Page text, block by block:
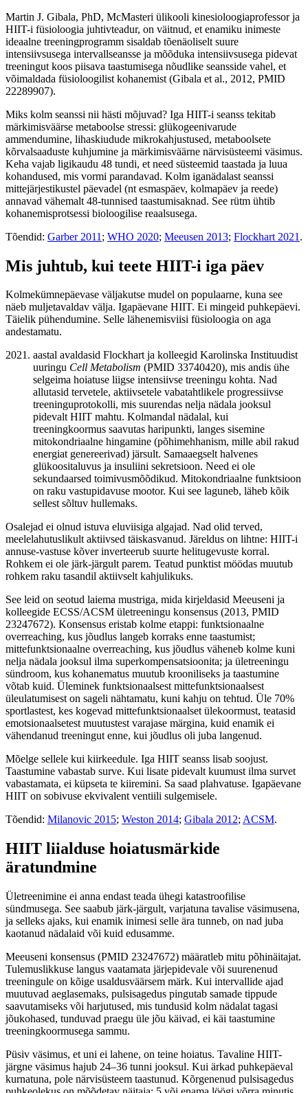
Martin J. Gibala, PhD, McMasteri ülikooli kinesioloogiaprofessor ja
HIIT-i füsioloogia juhtivteadur, on väitnud, et enamiku inimeste
ideaalne treeningprogramm sisaldab tõenäoliselt suure
intensiivsusega intervallseansse ja mõõduka intensiivsusega pidevat
treeningut koos piisava taastumisega nõudlike seansside vahel, et
võimaldada füsioloogilist kohanemist (Gibala et al., 2012, PMID
22289907).
Miks kolm seanssi nii hästi mõjuvad? Iga HIIT-i seanss tekitab
märkimisväärse metaboolse stressi: glükogeenivarude
ammendumine, lihaskiudude mikrokahjustused, metaboolsete
kõrvalsaaduste kuhjumine ja märkimisväärne närvisüsteemi väsimus.
Keha vajab ligikaudu 48 tundi, et need süsteemid taastada ja luua
kohandused, mis vormi parandavad. Kolm iganädalast seanssi
mittejärjestikustel päevadel (nt esmaspäev, kolmapäev ja reede)
annavad vähemalt 48-tunnised taastumisaknad. See rütm ühtib
kohanemisprotsessi bioloogilise reaalsusega.
Tõendid: Garber 2011 ; WHO 2020; Meeusen 2013; Flockhart 2021 .
Mis juhtub, kui teete HIIT-i iga päev
Kolmekümnepäevase väljakutse mudel on populaarne, kuna see
näeb muljetavaldav välja. Igapäevane HIIT. Ei mingeid puhkepäevi.
Täielik pühendumine. Selle lähenemisviisi füsioloogia on aga
andestamatu.
aastal avaldasid Flockhart ja kolleegid Karolinska Instituudist
uuringu Cell Metabolism (PMID 33740420), mis andis ühe
selgeima hoiatuse liigse intensiivse treeningu kohta. Nad
allutasid tervetele, aktiivsetele vabatahtlikele progressiivse
treeninguprotokolli, mis suurendas nelja nädala jooksul
pidevalt HIIT mahtu. Kolmandal nädalal, kui
treeningkoormus saavutas haripunkti, langes sisemine
mitokondriaalne hingamine (põhimehhanism, mille abil rakud
energiat genereerivad) järsult. Samaaegselt halvenes
glükoositaluvus ja insuliini sekretsioon. Need ei ole
sekundaarsed toimivusmõõdikud. Mitokondriaalne funktsioon
on raku vastupidavuse mootor. Kui see laguneb, läheb kõik
sellest sõltuv hullemaks.
Osalejad ei olnud istuva eluviisiga algajad. Nad olid terved,
meelelahutuslikult aktiivsed täiskasvanud. Järeldus on lihtne: HIIT-i
annuse-vastuse kõver inverteerub suurte helitugevuste korral.
Rohkem ei ole järk-järgult parem. Teatud punktist möödas muutub
rohkem raku tasandil aktiivselt kahjulikuks.
See leid on seotud laiema mustriga, mida kirjeldasid Meeuseni ja
kolleegide ECSS/ACSM ületreeningu konsensus (2013, PMID
23247672). Konsensus eristab kolme etappi: funktsionaalne
overreaching, kus jõudlus langeb korraks enne taastumist;
mittefunktsionaalne overreaching, kus jõudlus väheneb kolme kuni
nelja nädala jooksul ilma superkompensatsioonita; ja ületreeningu
sündroom, kus kohanematus muutub krooniliseks ja taastumine
võtab kuid. Üleminek funktsionaalsest mittefunktsionaalsest
üleulatumisest on sageli nähtamatu, kuni kahju on tehtud. Üle 70%
sportlastest, kes kogevad mittefunktsionaalset ülekoormust, teatasid
emotsionaalsetest muutustest varajase märgina, kuid enamik ei
vähendanud treeningut enne, kui jõudlus oli juba langenud.
Mõelge sellele kui kiirkeedule. Iga HIIT seanss lisab soojust.
Taastumine vabastab surve. Kui lisate pidevalt kuumust ilma survet
vabastamata, ei küpseta te kiiremini. Sa saad plahvatuse. Igapäevane
HIIT on sobivuse ekvivalent ventiili sulgemisele.
Tõendid: Milanovic 2015; Weston 2014; Gibala 2012;ACSM.
HIIT liialduse hoiatusmärkide
äratundmine
Ületreenimine ei anna endast teada ühegi katastroofilise
sündmusega. See saabub järk-järgult, varjatuna tavalise väsimusena,
ja selleks ajaks, kui enamik inimesi selle ära tunneb, on nad juba
kaotanud nädalaid või kuid edusamme.
Meeuseni konsensus (PMID 23247672) määratleb mitu põhinäitajat.
Tulemuslikkuse langus vaatamata järjepidevale või suurenenud
treeningule on kõige usaldusväärsem märk. Kui intervallide ajad
muutuvad aeglasemaks, pulsisagedus pingutab samade tippude
saavutamiseks või harjutused, mis tundusid kolm nädalat tagasi
jõukohased, tunduvad praegu üle jõu käivad, ei käi taastumine
treeningkoormusega sammu.
Püsiv väsimus, et uni ei lahene, on teine hoiatus. Tavaline HIIT-
järgne väsimus hajub 24–36 tunni jooksul. Kui ärkad puhkepäeval
kurnatuna, pole närvisüsteem taastunud. Kõrgenenud pulsisagedus